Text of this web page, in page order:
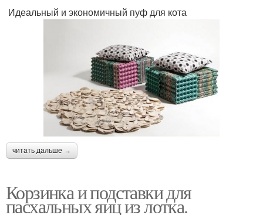
Идеальный и экономичный пуф для кота
читать дальше →
Корзинка и подставки для
пасхальных яиц из лотка.